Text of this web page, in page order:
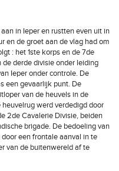
in Ieper en rustten even uit in
en de groet aan de vlag had om
: het 1ste korps en de 7de
derde divisie onder leiding
Ieper onder controle. De
een gevaarlijk punt. De
van de heuvels in de
werd verdedigd door
2de Cavalerie Divisie, beiden
brigade. De bedoeling van
een frontale aanval in te
van de buitenwereld af te